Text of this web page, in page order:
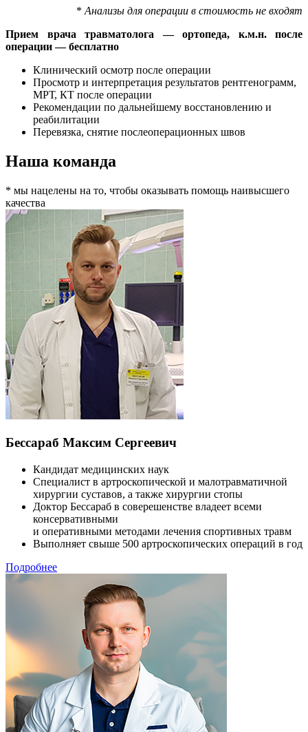
*Анализы для операции в стоимость не входят
Прием врача травматолога — ортопеда, к.м.н. после
операции — бесплатно
Клинический осмотр после операции
Просмотр и интерпретация результатов рентгенограмм,
МРТ, КТ после операции
Рекомендации по дальнейшему восстановлению и
реабилитации
Перевязка, снятие послеоперационных швов
Наша команда
* мы нацелены на то, чтобы оказывать помощь наивысшего
качества
Бессараб Максим Сергеевич
Кандидат медицинских наук
Специалист в артроскопической и малотравматичной
хирургии суставов, а также хирургии стопы
Доктор Бессараб в соверешенстве владеет всеми
консервативными
и оперативными методами лечения спортивных травм
Выполняет свыше 500 артроскопических операций в год
Подробнее